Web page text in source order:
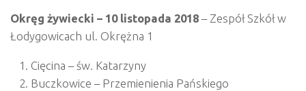
Okręg żywiecki – 10 listopada 2018 – Zespół Szkół w
Łodygowicach ul. Okrężna 1
Cięcina – św. Katarzyny
Buczkowice – Przemienienia Pańskiego